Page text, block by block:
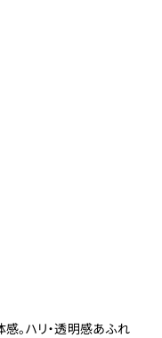
。ハリ・透明感あふれ